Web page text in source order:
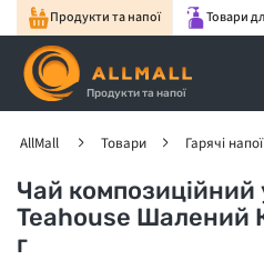
Продукти та напої Товари
Продукти та напої
AllMall Товари Гарячі напої
Чай композиційний
Teahouse Шалений
г